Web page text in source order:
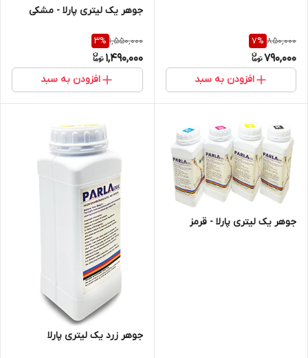
850,000
7%
790,000
افزودن به سبد
جوهر یک لیتری پارلا - مشکی
1,550,000
3%
1,490,000
افزودن به سبد
جوهر یک لیتری پارلا - قرمز
جوهر زرد یک لیتری پارلا